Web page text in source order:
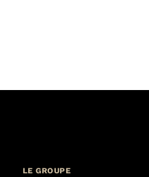
LE GROUPE